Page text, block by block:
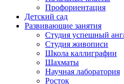
Профориентация
Детский сад
Развивающие занятия
Студия успешный
Студия живописи
Школа каллиграфии
Шахматы
Научная лаборатория
Росток